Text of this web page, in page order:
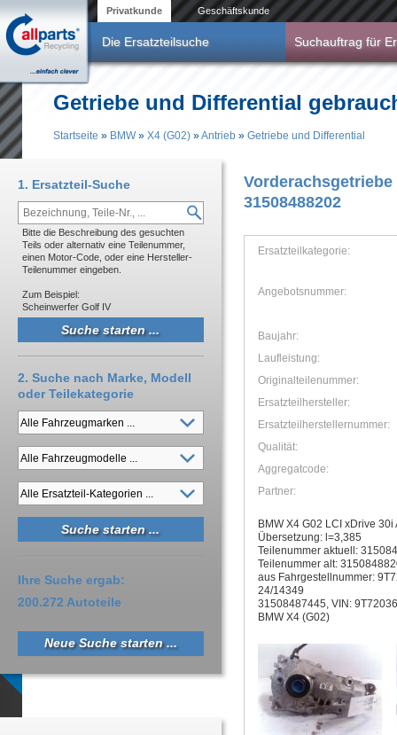
Privatkunde Geschäftskunde
Die Ersatzteilsuche Suchauftrag für
Getriebe und Differential
Startseite » BMW» X4 (G02) »Antrieb » Getriebe und Differential
Vorderachsgetriebe
31508488202
Ersatzteilkategorie:
Angebotsnummer:
Baujahr:
Laufleistung:
Originalteilenummer:
Ersatzteilhersteller:
Ersatzteilherstellernummer:
Qualität:
Aggregatcode:
Partner:
BMW X4 G02 LCI xDrive 30i
Übersetzung: l=3,385
Teilenummer aktuell:
Teilenummer alt:
aus Fahrgestellnummer:
24/14349
31508487445, VIN:
BMW X4 (G02)
1. Ersatzteil-Suche
Bitte die Beschreibung des gesuchten
Teils oder alternativ eine Teilenummer,
einen Motor-Code, oder eine Hersteller-
Teilenummer eingeben.
Zum Beispiel:
Scheinwerfer Golf IV
2. Suche nach Marke, Modell
oder Teilekategorie
Ihre Suche ergab:
200.272 Autoteile
Neue Suche starten ...